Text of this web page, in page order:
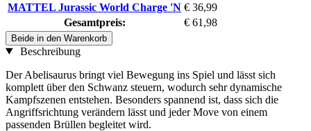
MATTEL Jurassic World Charge 'N € 36,99
Gesamtpreis:
€ 61,98
Beide in den Warenkorb
Beschreibung
Der Abelisaurus bringt viel Bewegung ins Spiel und lässt sich
komplett über den Schwanz steuern, wodurch sehr dynamische
Kampfszenen entstehen. Besonders spannend ist, dass sich die
Angriffsrichtung verändern lässt und jeder Move von einem
passenden Brüllen begleitet wird.